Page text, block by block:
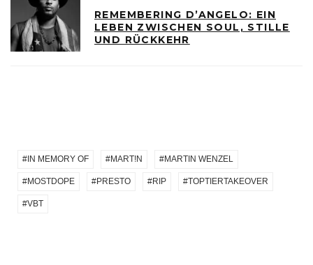
REMEMBERING D’ANGELO: EIN
LEBEN ZWISCHEN SOUL, STILLE
UND RÜCKKEHR
IN MEMORY OF MART!N MARTIN WENZEL
MOSTDOPE PRESTO RIP TOPTIERTAKEOVER
VBT